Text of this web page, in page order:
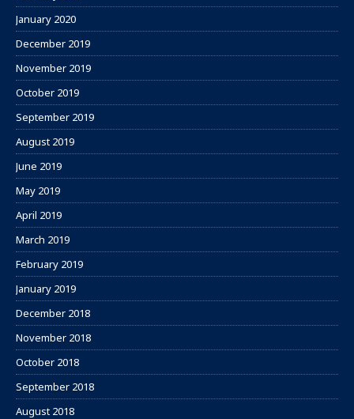
January 2020
December 2019
November 2019
October 2019
September 2019
August 2019
June 2019
May 2019
April 2019
March 2019
February 2019
January 2019
December 2018
November 2018
October 2018
September 2018
August 2018